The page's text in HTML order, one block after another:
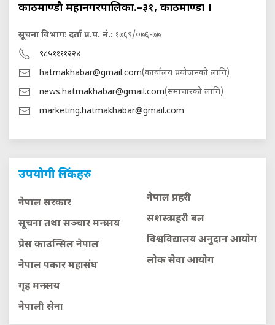
काठमाण्डौ महानगरपालिका.–३१, काठमाण्डौं ।
सूचना विभागः दर्ता प्र.प. नं.: १७६९/०७६-७७
९८५११११२२४
hatmakhabar@gmail.com(कार्यालय प्रयोजनको लागि)
news.hatmakhabar@gmail.com(समाचारको लागि)
marketing.hatmakhabar@gmail.com
उपयोगी लिंकहरु
नेपाल सरकार
सूचना तथा सञ्चार मन्त्रालय
प्रेस काउन्सिल नेपाल
नेपाल पत्रकार महासंघ
गृह मन्त्रालय
नेपाली सेना
नेपाल प्रहरी
सशस्त्र प्रहरी बल
विश्वविद्यालय अनुदान आयाेग
लाेक सेवा आयाेग